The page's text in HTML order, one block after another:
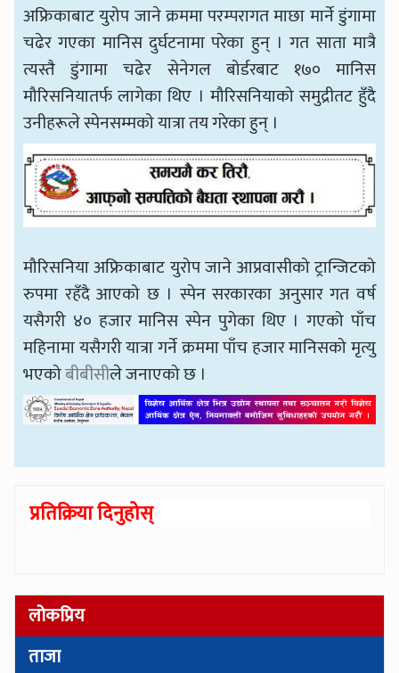
अफ्रिकाबाट युरोप जाने क्रममा परम्परागत माछा मार्ने डुंगामा
चढेर गएका मानिस दुर्घटनामा परेका हुन् । गत साता मात्रै
त्यस्तै डुंगामा चढेर सेनेगल बोर्डरबाट १७० मानिस
मौरिसनियातर्फ लागेका थिए । मौरिसनियाको समुद्रीतट हुँदै
उनीहरूले स्पेनसम्मको यात्रा तय गरेका हुन् ।
मौरिसनिया अफ्रिकाबाट युरोप जाने आप्रवासीको ट्रान्जिटको
रुपमा रहँदै आएको छ । स्पेन सरकारका अनुसार गत वर्ष
यसैगरी ४० हजार मानिस स्पेन पुगेका थिए । गएको पाँच
महिनामा यसैगरी यात्रा गर्ने क्रममा पाँच हजार मानिसको मृत्यु
भएकोबीबीसीले जनाएको छ ।
प्रतिक्रिया दिनुहोस्
लोकप्रिय
ताजा